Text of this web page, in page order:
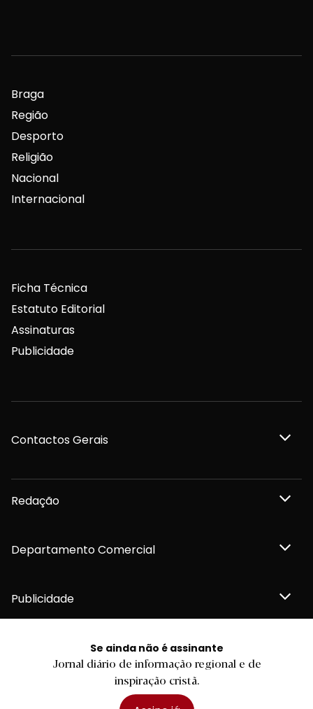
Se ainda não é assinante
Jornal diário de informação regional e de
inspiração cristã.
Braga
Região
Desporto
Religião
Nacional
Internacional
Ficha Técnica
Estatuto Editorial
Assinaturas
Publicidade
Contactos Gerais
Redação
Departamento Comercial
Publicidade
Privacidade e Cookies
Declaração de compromisso FSC®
Política de Confidencialidade